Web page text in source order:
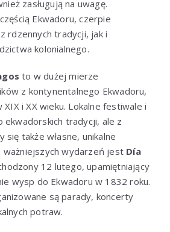
zasługują na uwagę.
Ekwadoru, czerpie
rdzennych tradycji, jak i
kolonialnego.
to w dużej mierze
z kontynentalnego Ekwadoru,
i XX wieku. Lokalne festiwale i
ekwadorskich tradycji, ale z
się także własne, unikalne
ważniejszych wydarzeń jest Día
12 lutego, upamiętniający
wysp do Ekwadoru w 1832 roku.
są parady, koncerty
potraw.